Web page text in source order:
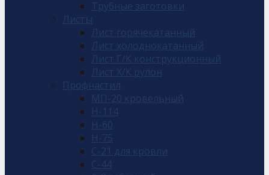
Трубные заготовки
Листы
Лист горячекатанный
Лист холоднокатанный
Лист Г/К конструкционный
Лист Х/К рулон
Профнастил
МП-20 кровельный
Н-114
Н-60
Н-75
С-21 для кровли
С-44